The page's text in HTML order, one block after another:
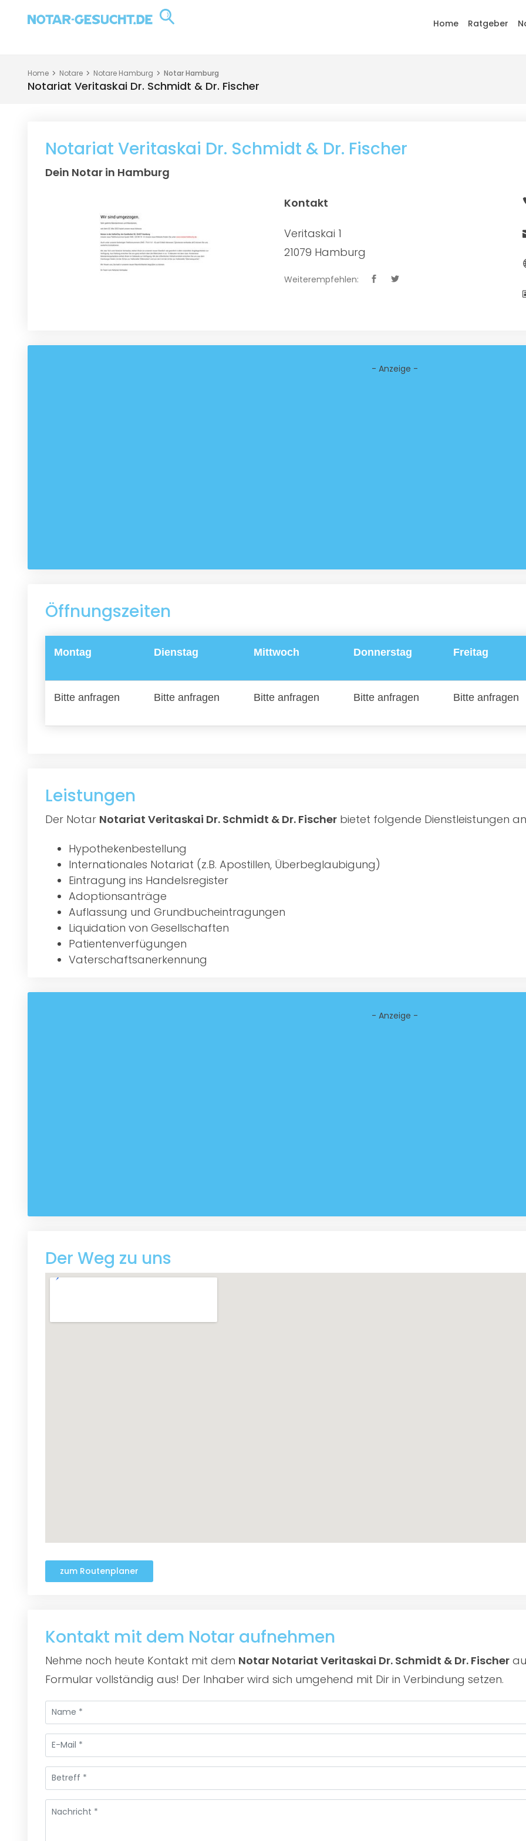
Home Ratgeber
Home Notare Notare Hamburg Notar Hamburg
Notariat Veritaskai Dr. Schmidt & Dr. Fischer
Notariat Veritaskai Dr. Schmidt & Dr. Fischer
Dein Notar in Hamburg
Kontakt
Veritaskai 1
21079 Hamburg
Weiterempfehlen:
- Anzeige -
Öffnungszeiten
Montag Dienstag Mittwoch Donnerstag Freitag
Bitte anfragen Bitte anfragen Bitte anfragen Bitte anfragen Bitte anfragen
Leistungen
Der Notar Notariat Veritaskai Dr. Schmidt & Dr. Fischer bietet folgende Dienstleistungen
Hypothekenbestellung
Internationales Notariat (z.B. Apostillen, Überbeglaubigung)
Eintragung ins Handelsregister
Adoptionsanträge
Auflassung und Grundbucheintragungen
Liquidation von Gesellschaften
Patientenverfügungen
Vaterschaftsanerkennung
- Anzeige -
Der Weg zu uns
zum Routenplaner
Kontakt mit dem Notar aufnehmen
Nehme noch heute Kontakt mit dem Notar Notariat Veritaskai Dr. Schmidt & Dr. Fischer
Formular vollständig aus! Der Inhaber wird sich umgehend mit Dir in Verbindung setzen.